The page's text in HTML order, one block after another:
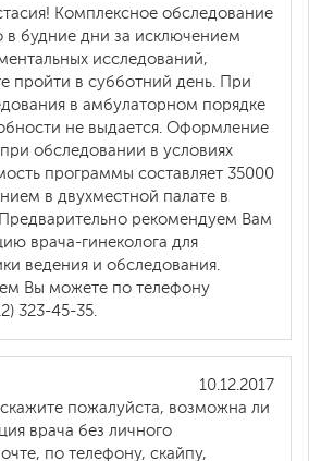
Комплексное обследование
в будние дни за исключением
исследований,
пройти в субботний день. При
в амбулаторном порядке
не выдается. Оформление
обследовании в условиях
программы составляет 35000
в двухместной палате в
рекомендуем Вам
врача-гинеколога для
ведения и обследования.
Вы можете по телефону
323-45-35.
10.12.2017
пожалуйста, возможна ли
врача без личного
по телефону, скайпу,